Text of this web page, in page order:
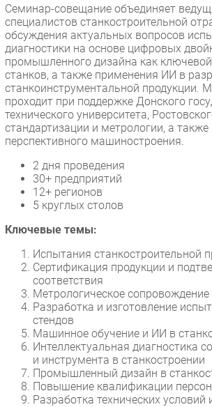
Кадры
Регулирование
Финансы
Web
Безопасность
Инновации
CIO/Управление ИТ
Гаджеты
Здоровье
РАЗДЕЛЫ
Новости
Аналитика
Интервью
Мероприятия
Проекты
IT класс
Тестовый стенд
Каталог компаний
Семинар-совещание объединяет
специалистов станкостроительной
обсуждения актуальных вопросов
диагностики на основе цифровых
промышленного дизайна как
станков, а также применения ИИ в
станкоинструментальной продукции.
проходит при поддержке Донского
технического университета,
стандартизации и метрологии, а также
перспективного машиностроения.
2 дня проведения
30+ предприятий
12+ регионов
5 круглых столов
Ключевые темы:
Испытания станкостроительной
Сертификация продукции и
соответствия
Метрологическое
Разработка и изготовление
стендов
Машинное обучение и ИИ в
Интеллектуальная диагностика
и инструмента в станкостроении
Промышленный дизайн в
Повышение квалификации
Разработка технических условий